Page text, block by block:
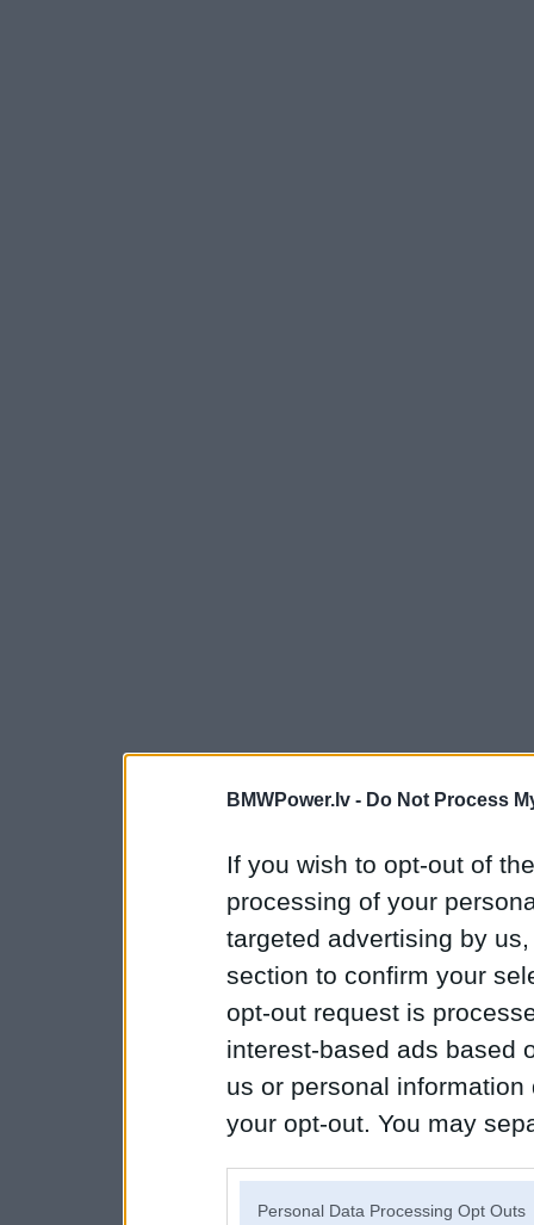
BMWPower.lv - Do Not Process
If you wish to opt-out of
processing of your
targeted advertising by
section to confirm your
opt-out request is
interest-based ads based
us or personal
your opt-out. You may
Personal Data Processing Opt Outs